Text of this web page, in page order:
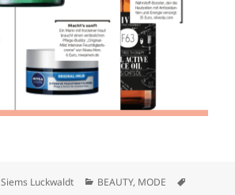
Autor
Siems Luckwaldt Kategorien
BEAUTY, MODE